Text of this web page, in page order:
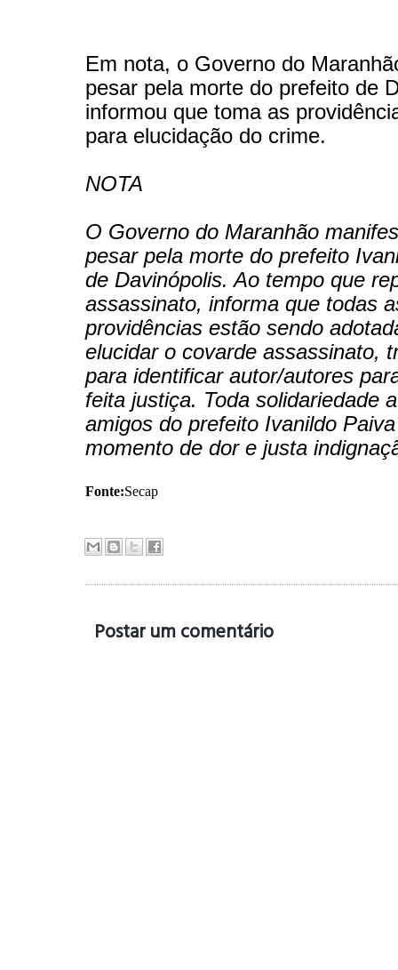
Em nota, o Governo do
pesar pela morte do prefeito de
informou que toma as
para elucidação do crime.
NOTA
O Governo do Maranhão
pesar pela morte do prefeito
de Davinópolis. Ao tempo que
assassinato, informa que todas
providências estão sendo
elucidar o covarde assassinato,
para identificar autor/autores
feita justiça. Toda solidariedade
amigos do prefeito Ivanildo
momento de dor e justa
Fonte:Secap
Postar um comentário